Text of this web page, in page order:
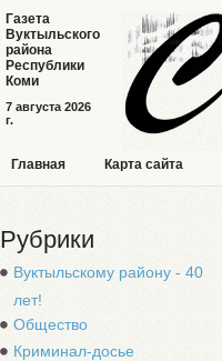
7 августа 2026
г.
Газета
Вуктыльского
района
Республики
Коми
Главная Карта сайта
Рубрики
Вуктыльскому району - 40
лет!
Общество
Криминал-досье